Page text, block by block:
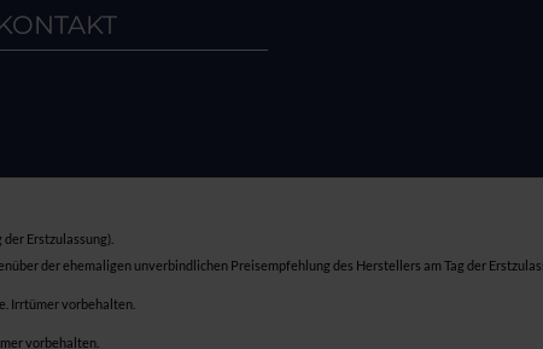
Erstzulassung).
der ehemaligen unverbindlichen Preisempfehlung des Herstellers am Tag der
Irrtümer vorbehalten.
vorbehalten.